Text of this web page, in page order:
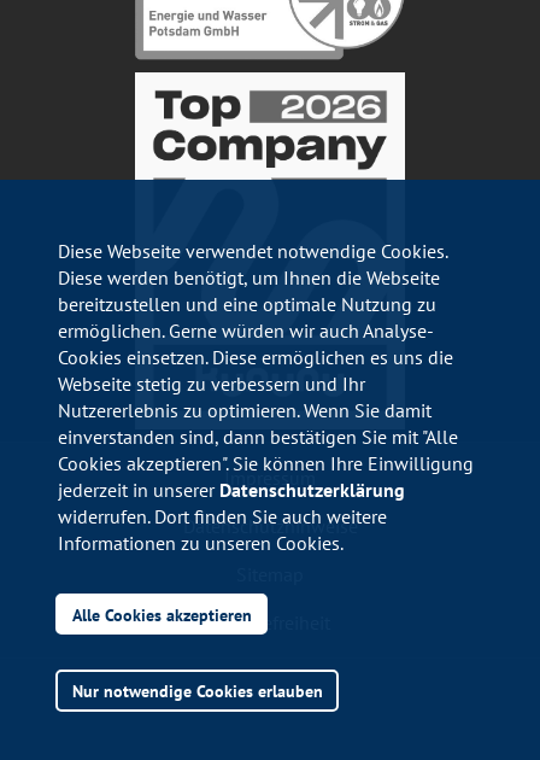
Impressum
Datenschutzhinweise
Barrierefreiheit
Diese Webseite verwendet notwendige Cookies.
Diese werden benötigt, um Ihnen die Webseite
bereitzustellen und eine optimale Nutzung zu
ermöglichen. Gerne würden wir auch Analyse-
Cookies einsetzen. Diese ermöglichen es uns die
Webseite stetig zu verbessern und Ihr
Nutzererlebnis zu optimieren. Wenn Sie damit
einverstanden sind, dann bestätigen Sie mit "Alle
Cookies akzeptieren". Sie können Ihre Einwilligung
jederzeit in unserer Datenschutzerklärung
widerrufen. Dort finden Sie auch weitere
Informationen zu unseren Cookies.
Alle Cookies akzeptieren
Nur notwendige Cookies erlauben